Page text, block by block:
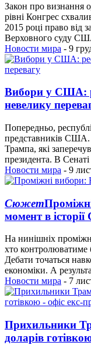
Закон про визнання
рівні Конгрес
2015 році право від
Верховного суду
Новости мира - 9
Вибори у США:
невелику
Попередньо,
представників США.
Трампа, які
президента. В Сенаті
Новости мира - 9
Сюжет
момент в
На нинішніх
хто контролюватиме
Дебати точаться
економіки. А
Новости мира - 7
Прихильники
доларів